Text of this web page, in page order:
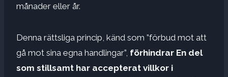
månader eller år.
Denna rättsliga princip, känd som ”förbud mot att
gå mot sina egna handlingar”, förhindrar En del
som stillsamt har accepterat villkor i